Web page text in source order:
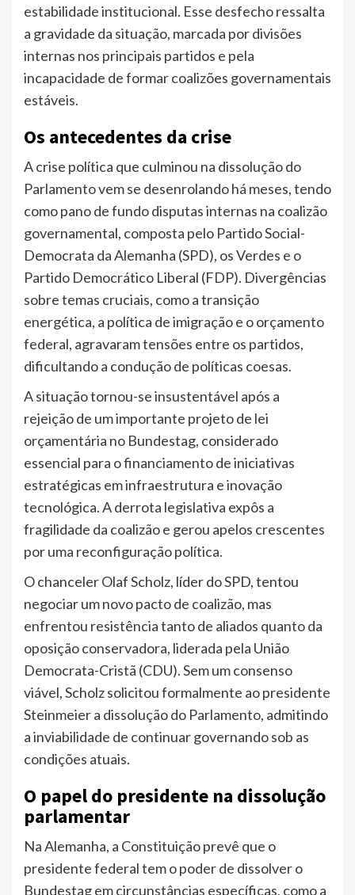
estabilidade institucional. Esse desfecho ressalta
a gravidade da situação, marcada por divisões
internas nos principais partidos e pela
incapacidade de formar coalizões governamentais
estáveis.
Os antecedentes da crise
A crise política que culminou na dissolução do
Parlamento vem se desenrolando há meses, tendo
como pano de fundo disputas internas na coalizão
governamental, composta pelo Partido Social-
Democrata da Alemanha (SPD), os Verdes e o
Partido Democrático Liberal (FDP). Divergências
sobre temas cruciais, como a transição
energética, a política de imigração e o orçamento
federal, agravaram tensões entre os partidos,
dificultando a condução de políticas coesas.
A situação tornou-se insustentável após a
rejeição de um importante projeto de lei
orçamentária no Bundestag, considerado
essencial para o financiamento de iniciativas
estratégicas em infraestrutura e inovação
tecnológica. A derrota legislativa expôs a
fragilidade da coalizão e gerou apelos crescentes
por uma reconfiguração política.
O chanceler Olaf Scholz, líder do SPD, tentou
negociar um novo pacto de coalizão, mas
enfrentou resistência tanto de aliados quanto da
oposição conservadora, liderada pela União
Democrata-Cristã (CDU). Sem um consenso
viável, Scholz solicitou formalmente ao presidente
Steinmeier a dissolução do Parlamento, admitindo
a inviabilidade de continuar governando sob as
condições atuais.
O papel do presidente na dissolução
parlamentar
Na Alemanha, a Constituição prevê que o
presidente federal tem o poder de dissolver o
Bundestag em circunstâncias específicas, como a